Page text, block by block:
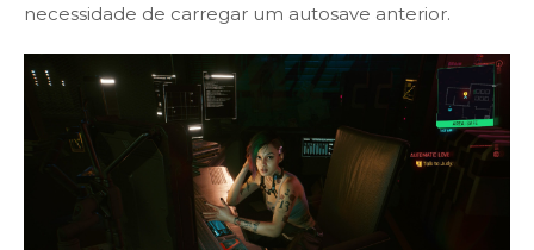
necessidade de carregar um autosave anterior.